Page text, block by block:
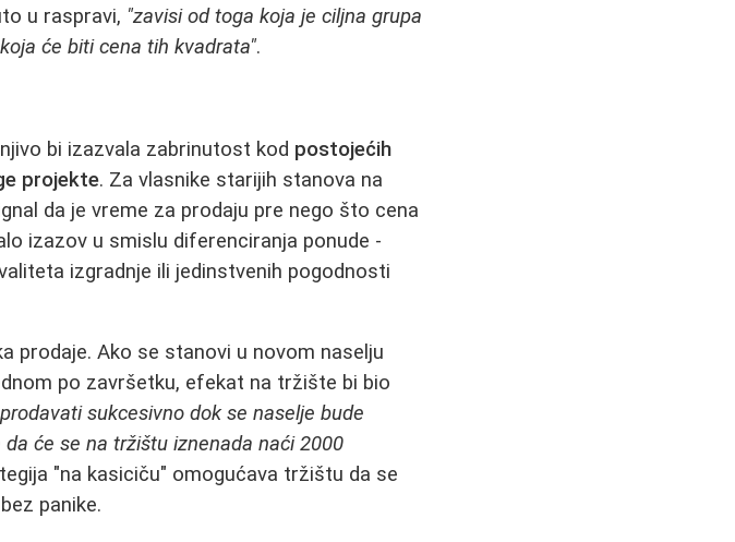
u raspravi, "zavisi od toga koja je ciljna grupa
će biti cena tih kvadrata".
bi izazvala zabrinutost kod postojećih
projekte. Za vlasnike starijih stanova na
da je vreme za prodaju pre nego što cena
izazov u smislu diferenciranja ponude -
izgradnje ili jedinstvenih pogodnosti
prodaje. Ako se stanovi u novom naselju
po završetku, efekat na tržište bi bio
sukcesivno dok se naselje bude
će se na tržištu iznenada naći 2000
"na kasiciču" omogućava tržištu da se
panike.